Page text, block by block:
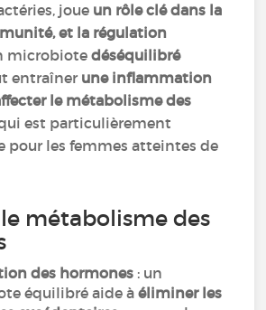
joue un rôle clé dans la
et la régulation
microbiotedéséquilibré
entraîner une inflammation
le métabolisme des
est particulièrement
pour les femmes atteintes de
métabolisme des
des hormones : un
équilibré aide à éliminer les